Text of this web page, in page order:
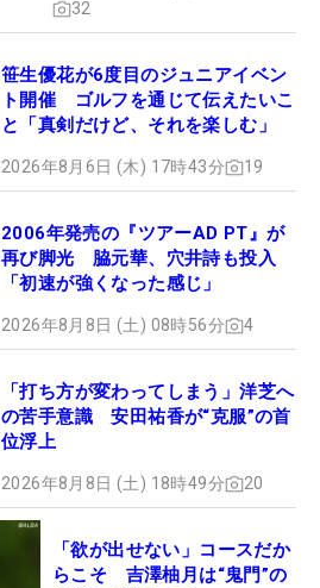
32
笹生優花が6度目のジュニアイベン
ト開催 ゴルフを通じて伝えたいこ
と「真剣だけど、それを楽しむ」
2026年8月6日 (木) 17時43分 19
2006年発売の『ツアーAD PT』が
再び脚光 脇元華、穴井詩も投入
「初速が強くなった感じ」
2026年8月8日 (土) 08時56分 4
「打ち方が変わってしまう」洋芝へ
の苦手意識 安田祐香が“克服”の首
位浮上
2026年8月8日 (土) 18時49分 20
「欲が出せない」コースだか
らこそ 吉澤柚月は“鬼門”の